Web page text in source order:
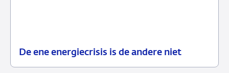
De ene energiecrisis is de andere niet